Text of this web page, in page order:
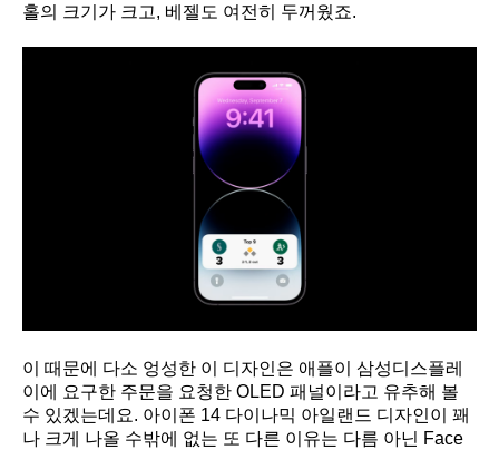
홀의 크기가 크고, 베젤도 여전히 두꺼웠죠.
이 때문에 다소 엉성한 이 디자인은 애플이 삼성디스플레
이에 요구한 주문을 요청한 OLED 패널이라고 유추해 볼
수 있겠는데요. 아이폰 14 다이나믹 아일랜드 디자인이 꽤
나 크게 나올 수밖에 없는 또 다른 이유는 다름 아닌 Face